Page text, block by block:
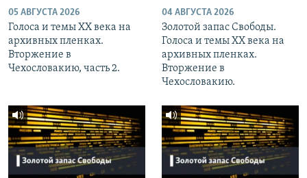
05 АВГУСТА 2026
Голоса и темы XX века на
архивных пленках.
Вторжение в
Чехословакию, часть 2.
04 АВГУСТА 2026
Золотой запас Свободы.
Голоса и темы XX века на
архивных пленках.
Вторжение в
Чехословакию.